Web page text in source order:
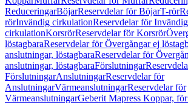
ReduceringarBöjarReservdelar för BöjarT-rör
rörInvändig cirkulationReservdelar för Invändig
cirkulationKorsrörReservdelar för Korsrör
löstagbaraReservdelar för Övergångar ej
anslutningar, löstagbaraReservdelar för
anslutningar, löstagbaraFörslutningar
FörslutningarAnslutningarReservdelar för
AnslutningarVärmeanslutningarReservdelar för
VärmeanslutningarGeberit Mapress Koppar,